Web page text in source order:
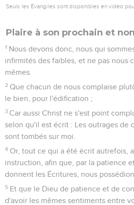
Seuls les Évangiles sont disponibles en vidéo
Plaire à son prochain et
1 Nous devons donc, nous qui
infirmités des faibles, et ne pas nous
mêmes.
2 Que chacun de nous complaise
le bien, pour l'édification ;
3 Car aussi Christ ne s'est point
selon qu'il est écrit : Les outrages de
sont tombés sur moi.
4 Or, tout ce qui a été écrit autrefois,
instruction, afin que, par la patience
donnent les Écritures, nous
5 Et que le Dieu de patience et de
d'avoir les mêmes sentiments entre